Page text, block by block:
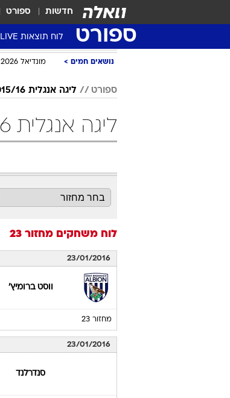
חדשות ספורט
ספורט לוח תוצאות LIVE
נושאים חמים מונדיאל 2026
ספורט ליגה אנגלית 2015/16
ליגה אנגלית 2015/16 מחזור 23 כדורגל
לוח משחקים מחזור 23
23/01/2016
ווסט ברומיץ'
מחזור 23
23/01/2016
סנדרלנד